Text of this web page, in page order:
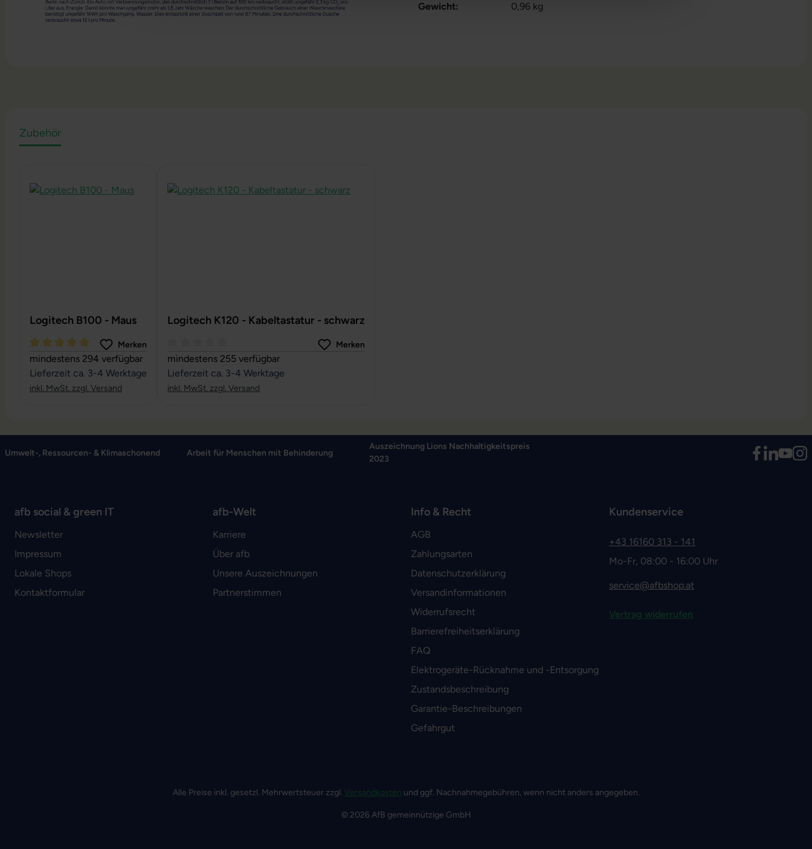
Gewicht: 0,96 kg
Zubehör
Logitech B100 - Maus
Durchschnittliche Bewertung von 5 von 5 Sternen
Merken
mindestens 294 verfügbar
Lieferzeit ca. 3-4 Werktage
inkl. MwSt. zzgl. Versand
Logitech K120 - Kabeltastatur - schwarz
Durchschnittliche Bewertung von 0 von 5 Sternen
Merken
mindestens 255 verfügbar
Lieferzeit ca. 3-4 Werktage
inkl. MwSt. zzgl. Versand
Umwelt-, Ressourcen- & Klimaschonend Arbeit für Menschen mit Behinderung
Auszeichnung Lions Nachhaltigkeitspreis
2023
afb social & green IT
Newsletter
Impressum
Lokale Shops
Kontaktformular
afb-Welt
Karriere
Über afb
Unsere Auszeichnungen
Partnerstimmen
Info & Recht
AGB
Zahlungsarten
Datenschutzerklärung
Versandinformationen
Widerrufsrecht
Barrierefreiheitserklärung
FAQ
Elektrogeräte-Rücknahme und -Entsorgung
Zustandsbeschreibung
Garantie-Beschreibungen
Gefahrgut
Kundenservice
+43 16160 313 - 141
Mo-Fr, 08:00 - 16:00 Uhr
service@afbshop.at
Vertrag widerrufen
Alle Preise inkl. gesetzl. Mehrwertsteuer zzgl. Versandkosten und ggf. Nachnahmegebühren, wenn nicht anders angegeben.
© 2026 AfB gemeinnützige GmbH